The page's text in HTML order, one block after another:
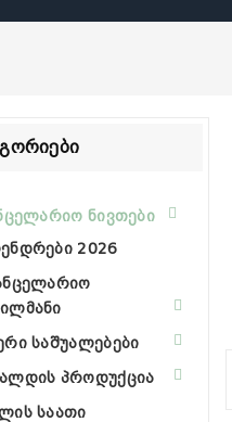
ნივთები
2026
საშუალებები
პროდუქცია
საათი